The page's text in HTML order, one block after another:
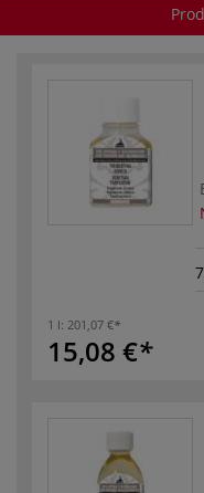
1 l: 201,07 €
15,08 €